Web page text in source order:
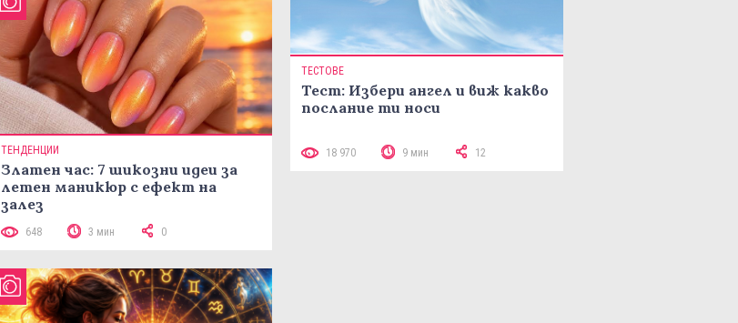
ТЕНДЕНЦИИ
Златен час: 7 шикозни идеи за
летен маникюр с ефект на
залез
648 3 мин 0
ТЕСТОВЕ
Тест: Избери ангел и виж какво
послание ти носи
18 970 9 мин 12